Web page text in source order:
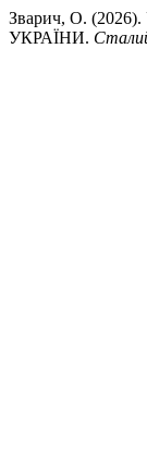
Зварич, О.
УКРАЇНИ.